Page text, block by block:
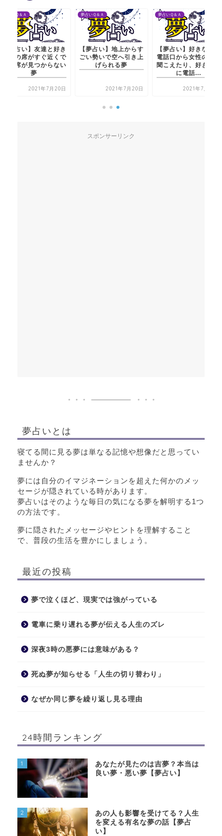
夢占いＱ＆Ａ
【夢占い】友達と好き
な人の席がすぐ近くで
私の席が見つからない
夢
2021年7月20日
夢占いＱ＆Ａ
【夢占い】地上からす
ごい勢いで空へ引き上
げられる夢
2021年7月20日
夢占いＱ＆Ａ
【夢占い】好きな人の
電話口から女性の声が
聞こえたり、好きな人
に電話...
2021年7月20日
スポンサーリンク
夢占いとは
寝てる間に見る夢は単なる記憶や想像だと思ってい
ませんか？
夢には自分のイマジネーションを超えた何かのメッ
セージが隠されている時があります。
夢占いはそのような毎日の気になる夢を解明する1つ
の方法です。
夢に隠されたメッセージやヒントを理解すること
で、普段の生活を豊かにしましょう。
最近の投稿
夢で泣くほど、現実では強がっている
電車に乗り遅れる夢が伝える人生のズレ
深夜3時の悪夢には意味がある？
死ぬ夢が知らせる「人生の切り替わり」
なぜか同じ夢を繰り返し見る理由
24時間ランキング
1
あなたが見たのは吉夢？本当は
良い夢・悪い夢【夢占い】
2
あの人も影響を受けてる？人生
を変える有名な夢の話【夢占
い】